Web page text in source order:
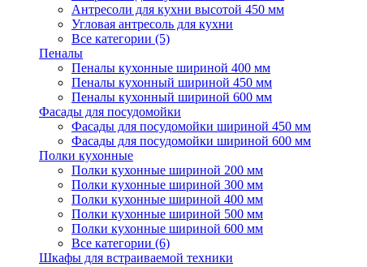
Антресоли для кухни высотой 450 мм
Угловая антресоль для кухни
Все категории (5)
Пеналы
Пеналы кухонные шириной 400 мм
Пеналы кухонный шириной 450 мм
Пеналы кухонный шириной 600 мм
Фасады для посудомойки
Фасады для посудомойки шириной 450 мм
Фасады для посудомойки шириной 600 мм
Полки кухонные
Полки кухонные шириной 200 мм
Полки кухонные шириной 300 мм
Полки кухонные шириной 400 мм
Полки кухонные шириной 500 мм
Полки кухонные шириной 600 мм
Все категории (6)
Шкафы для встраиваемой техники